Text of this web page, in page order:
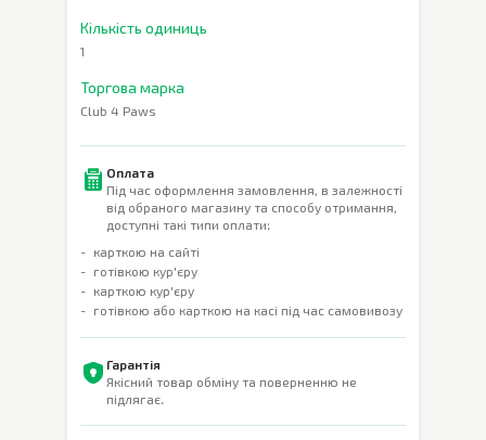
Кількість одиниць
1
Торгова марка
Club 4 Paws
Оплата
Під час оформлення замовлення, в залежності
від обраного магазину та способу отримання,
доступні такі типи оплати:
карткою на сайті
готівкою кур'єру
карткою кур'єру
готівкою або карткою на касі під час самовивозу
Гарантія
Якісний товар обміну та поверненню не
підлягає.